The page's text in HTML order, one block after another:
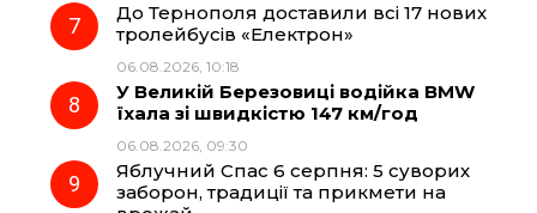
До Тернополя доставили всі 17 нових
тролейбусів «Електрон»
06.08.2026, 10:18
У Великій Березовиці водійка BMW
їхала зі швидкістю 147 км/год
06.08.2026, 09:30
Яблучний Спас 6 серпня: 5 суворих
заборон, традиції та прикмети на